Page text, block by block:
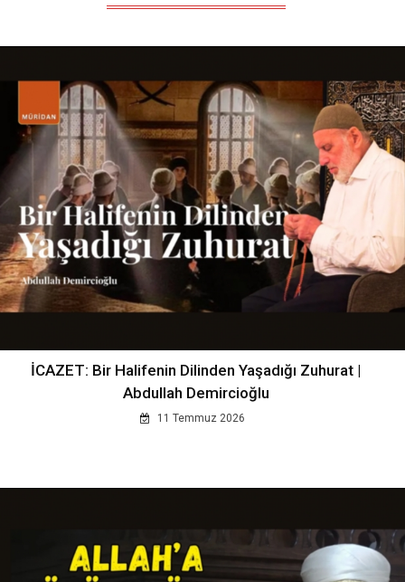
İCAZET: Bir Halifenin Dilinden Yaşadığı Zuhurat |
Abdullah Demircioğlu
11 Temmuz 2026